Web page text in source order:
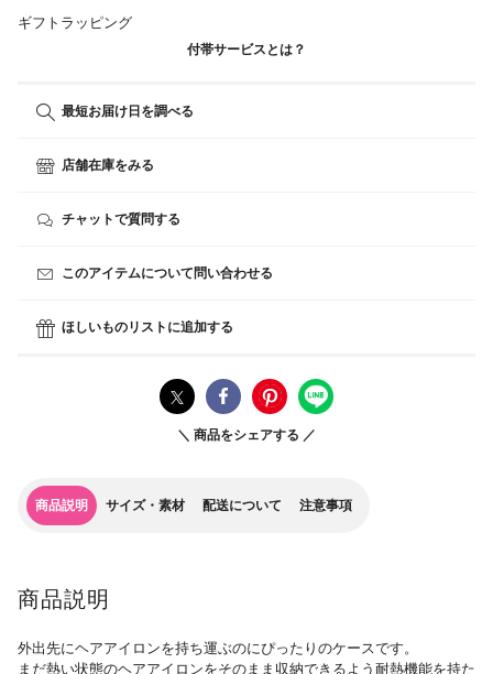
ギフトラッピング
付帯サービスとは？
最短お届け日を調べる
店舗在庫をみる
チャットで質問する
このアイテムについて問い合わせる
ほしいものリストに追加する
＼ 商品をシェアする ／
商品説明 サイズ・素材 配送について 注意事項
商品説明
外出先にヘアアイロンを持ち運ぶのにぴったりのケースです。
まだ熱い状態のヘアアイロンをそのまま収納できるよう耐熱機能を持た